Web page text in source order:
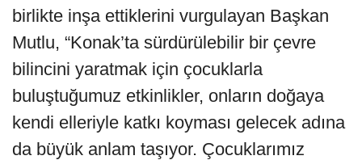
birlikte inşa ettiklerini vurgulayan Başkan
Mutlu, “Konak’ta sürdürülebilir bir çevre
bilincini yaratmak için çocuklarla
buluştuğumuz etkinlikler, onların doğaya
kendi elleriyle katkı koyması gelecek adına
da büyük anlam taşıyor. Çocuklarımız